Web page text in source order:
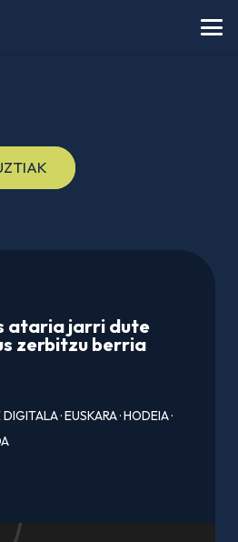
ataria jarri dute
zerbitzu berria
DIGITALA·EUSKARA·HODEIA·